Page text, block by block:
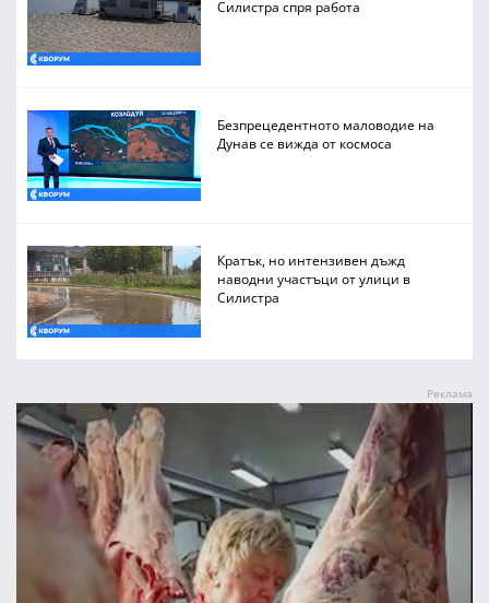
Силистра спря работа
Безпрецедентното маловодие на
Дунав се вижда от космоса
Кратък, но интензивен дъжд
наводни участъци от улици в
Силистра